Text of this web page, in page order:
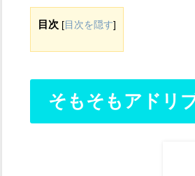
目次 [ 目次を隠す]
そもそもアドリ